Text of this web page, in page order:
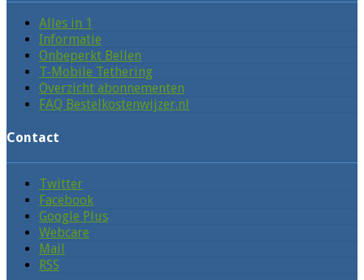
Alles in 1
Informatie
Onbeperkt Bellen
T-Mobile Tethering
Overzicht abonnementen
FAQ Bestelkostenwijzer.nl
Contact
Twitter
Facebook
Google Plus
Webcare
Mail
RSS